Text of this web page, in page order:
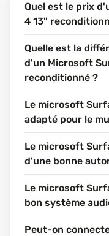
Quel est le prix
4 13"
Quelle est la
d'un Microsoft
reconditionné ?
Le microsoft
adapté pour le
Le microsoft
d'une bonne
Le microsoft
bon système
Peut-on